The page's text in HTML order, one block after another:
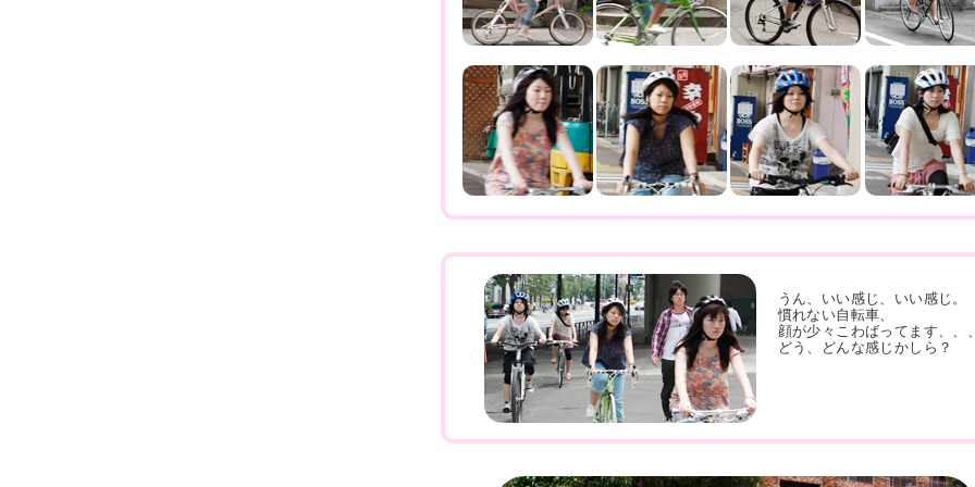
うん、いい感じ、いい感じ。
慣れない自転車、
顔が少々こわばってます、、
どう、どんな感じかしら？